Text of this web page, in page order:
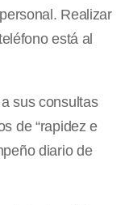
Realizar
está al
sus consultas
de “rapidez e
diario de